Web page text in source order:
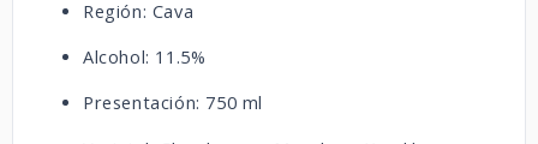
Región: Cava
Alcohol: 11.5%
Presentación: 750 ml